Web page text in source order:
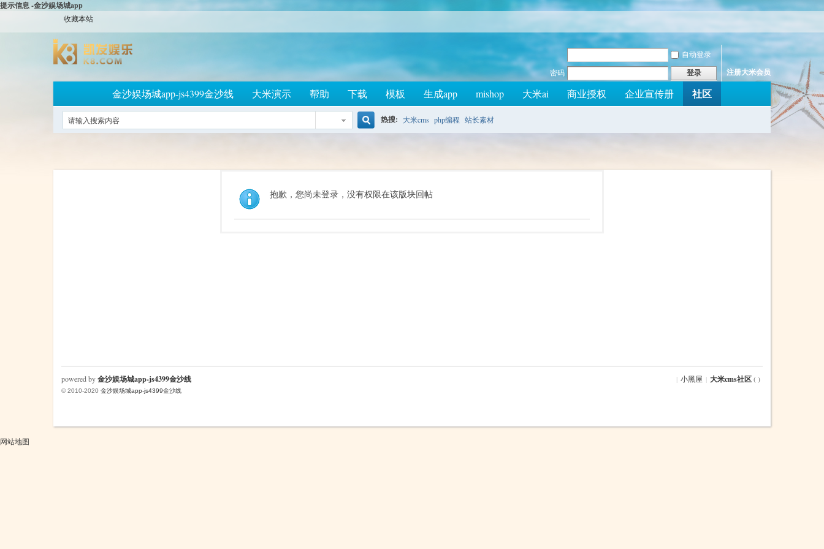
提示信息 -金沙娱场城app
收藏本站
自动登录
密码
登录 注册大米会员
金沙娱场城app-js4399金沙线 大米演示 帮助 下载 模板 生成app mishop 大米ai 商业授权 企业宣传册 社区
索
热搜: 大米cms php编程 站长素材
抱歉，您尚未登录，没有权限在该版块回帖
| 小黑屋 | 大米cms社区( )
powered by金沙娱场城app-js4399金沙线
© 2010-2020 金沙娱场城app-js4399金沙线
网站地图